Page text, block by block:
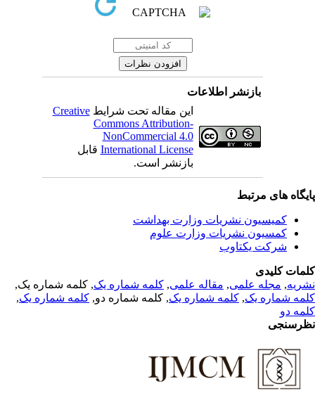
بازنشر اطلاعات
این مقاله تحت شرایطCreative
Commons Attribution-
NonCommercial 4.0
International Licenseقابل
بازنشر است.
های مرتبط
کمیسیون نشریات وزارت بهداشت
کمسیون نشریات وزارت علوم
شرکت یکتاوب
کلیدی
,مجله علمی, مقاله علمی, کلمه شماره یک, کلمه شماره یک,
شماره یک,کلمه شماره یک, کلمه شماره دو,کلمه شماره یک,
دو